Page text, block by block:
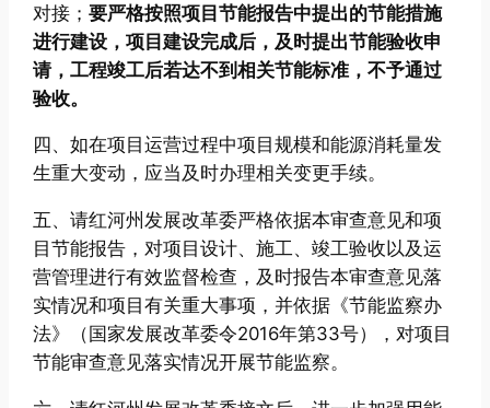
对接；要严格按照项目节能报告中提出的节能措施
进行建设，项目建设完成后，及时提出节能验收申
请，工程竣工后若达不到相关节能标准，不予通过
验收。
四、如在项目运营过程中项目规模和能源消耗量发
生重大变动，应当及时办理相关变更手续。
五、请红河州发展改革委严格依据本审查意见和项
目节能报告，对项目设计、施工、竣工验收以及运
营管理进行有效监督检查，及时报告本审查意见落
实情况和项目有关重大事项，并依据《节能监察办
法》（国家发展改革委令2016年第33号），对项目
节能审查意见落实情况开展节能监察。